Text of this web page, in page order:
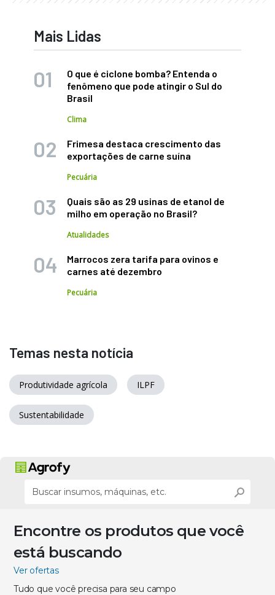
Mais Lidas
O que é ciclone bomba? Entenda o
fenômeno que pode atingir o Sul do
Brasil
Clima
Frimesa destaca crescimento das
exportações de carne suína
Pecuária
Quais são as 29 usinas de etanol de
milho em operação no Brasil?
Atualidades
Marrocos zera tarifa para ovinos e
carnes até dezembro
Pecuária
Temas nesta notícia
Produtividade agrícola ILPF
Sustentabilidade
Encontre os produtos que você
está buscando
Ver ofertas
Tudo que você precisa para seu campo